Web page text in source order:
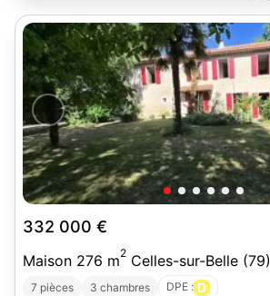
332 000 €
Maison 276 m2 Celles-sur-Belle (79)
7 pièces 3 chambres DPE : D